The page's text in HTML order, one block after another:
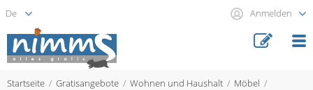
Anmelden
Startseite Gratisangebote Wohnen und Haushalt
Möbel